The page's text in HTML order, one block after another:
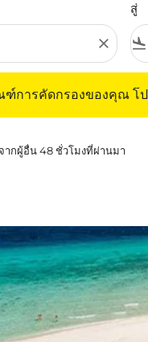
close
สู่
flight_land
ฑ์การคัดกรองของคุณ โ
ากผู้อื่น 48 ชั่วโมงที่ผ่านมา